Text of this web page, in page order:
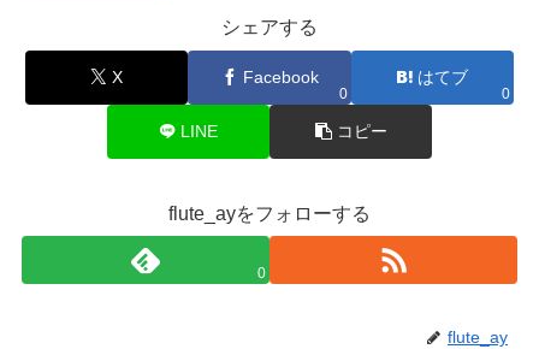
シェアする
X Facebook
0
はてブ
0
LINE コピー
flute_ayをフォローする
0
flute_ay